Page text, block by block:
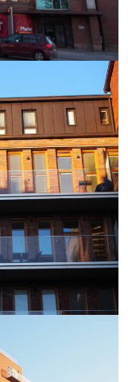
2025/12/
wp-
2025/12/